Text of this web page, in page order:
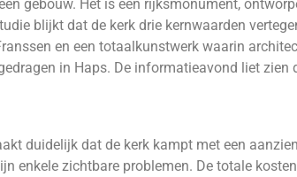
gebouw. Het is een rijksmonument,
blijkt dat de kerk drie kernwaarden
en een totaalkunstwerk waarin
in Haps. De informatieavond liet zien
duidelijk dat de kerk kampt met een
enkele zichtbare problemen. De totale